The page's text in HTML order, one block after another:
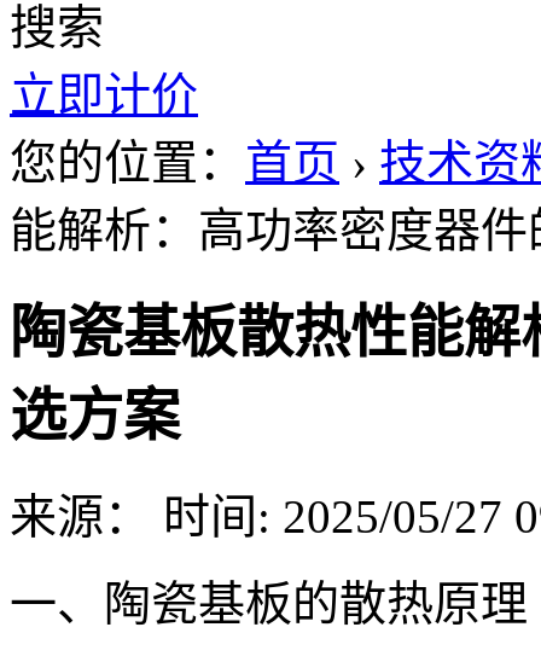
搜索
立即计价
您的位置： 首页 › 技术资
能解析：高功率密度器
陶瓷基板散热性能
选方案
来源：
时间: 2025/05/27
一、陶瓷基板的散热原理